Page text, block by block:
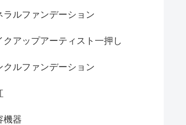
ラルファンデーション
クアップアーティスト一押し
クルファンデーション
機器